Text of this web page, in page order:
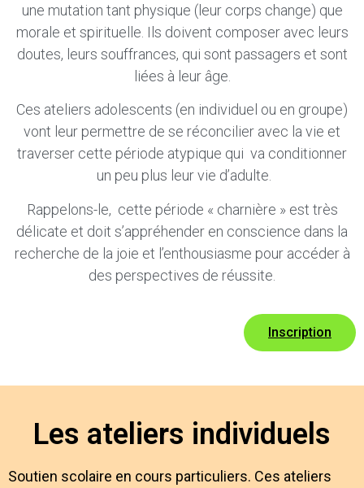
une mutation tant physique (leur corps change) que
morale et spirituelle. Ils doivent composer avec leurs
doutes, leurs souffrances, qui sont passagers et sont
liées à leur âge.
Ces ateliers adolescents (en individuel ou en groupe)
vont leur permettre de se réconcilier avec la vie et
traverser cette période atypique qui va conditionner
un peu plus leur vie d’adulte.
Rappelons-le, cette période « charnière » est très
délicate et doit s’appréhender en conscience dans la
recherche de la joie et l’enthousiasme pour accéder à
des perspectives de réussite.
Inscription
Les ateliers individuels
Soutien scolaire en cours particuliers. Ces ateliers